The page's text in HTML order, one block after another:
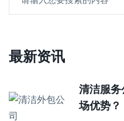
最新资讯
清洁服务
场优势？